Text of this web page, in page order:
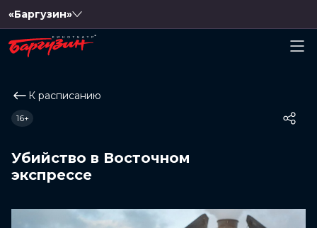
«Баргузин»
К расписанию
Убийство в Восточном
экспрессе
16+